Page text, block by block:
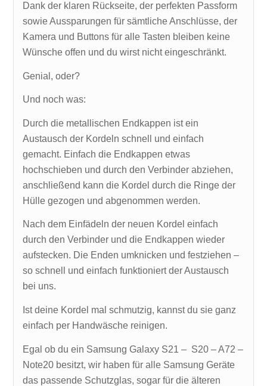
Dank der klaren Rückseite, der perfekten Passform
sowie Aussparungen für sämtliche Anschlüsse, der
Kamera und Buttons für alle Tasten bleiben keine
Wünsche offen und du wirst nicht eingeschränkt.
Genial, oder?
Und noch was:
Durch die metallischen Endkappen ist ein
Austausch der Kordeln schnell und einfach
gemacht. Einfach die Endkappen etwas
hochschieben und durch den Verbinder abziehen,
anschließend kann die Kordel durch die Ringe der
Hülle gezogen und abgenommen werden.
Nach dem Einfädeln der neuen Kordel einfach
durch den Verbinder und die Endkappen wieder
aufstecken. Die Enden umknicken und festziehen –
so schnell und einfach funktioniert der Austausch
bei uns.
Ist deine Kordel mal schmutzig, kannst du sie ganz
einfach per Handwäsche reinigen.
Egal ob du ein Samsung Galaxy S21 – S20 – A72 –
Note20 besitzt, wir haben für alle Samsung Geräte
das passende Schutzglas, sogar für die älteren